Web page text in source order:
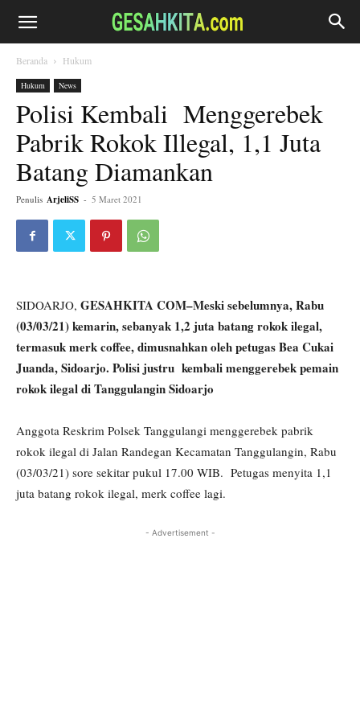
Beranda Hukum
Hukum News
Polisi Kembali Menggerebek
Pabrik Rokok Illegal, 1,1 Juta
Batang Diamankan
Penulis ArjeliSS - 5 Maret 2021
SIDOARJO, GESAHKITA COM–Meski sebelumnya, Rabu
(03/03/21) kemarin, sebanyak 1,2 juta batang rokok ilegal,
termasuk merk coffee, dimusnahkan oleh petugas Bea Cukai
Juanda, Sidoarjo. Polisi justru kembali menggerebek pemain
rokok ilegal di Tanggulangin Sidoarjo
Anggota Reskrim Polsek Tanggulangi menggerebek pabrik
rokok ilegal di Jalan Randegan Kecamatan Tanggulangin, Rabu
(03/03/21) sore sekitar pukul 17.00 WIB. Petugas menyita 1,1
juta batang rokok ilegal, merk coffee lagi.
- Advertisement -